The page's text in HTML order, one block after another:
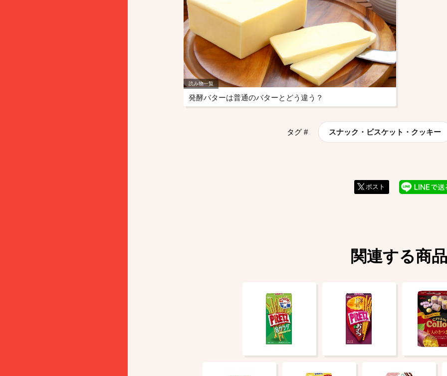
読み物一覧
発酵バターは普通のバターとどう違う？
タグ # スナック・ビスケット・クッキー
ポスト
関連する商品